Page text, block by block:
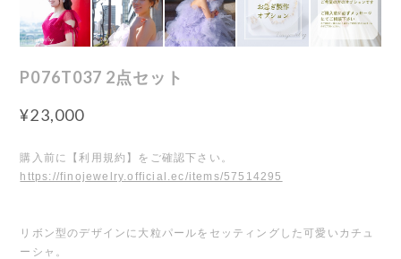
P076T037 2点セット
¥23,000
購入前に【利用規約】をご確認下さい。
https://finojewelry.official.ec/items/57514295
リボン型のデザインに大粒パールをセッティングした可愛いカチュ
ーシャ。